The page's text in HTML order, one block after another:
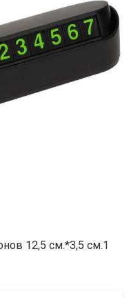
12,5 см.*3,5 см.1